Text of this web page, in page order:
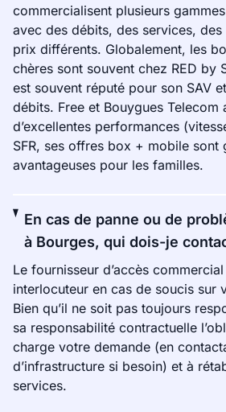
commercialisent plusieurs
avec des débits, des services,
prix différents. Globalement, les
chères sont souvent chez RED by
est souvent réputé pour son SAV
débits. Free et Bouygues Telecom
d’excellentes performances
SFR, ses offres box + mobile sont
avantageuses pour les familles.
En cas de panne ou de
à Bourges, qui dois-je
Le fournisseur d’accès
interlocuteur en cas de soucis sur
Bien qu’il ne soit pas toujours
sa responsabilité contractuelle
charge votre demande (en
d’infrastructure si besoin) et à
services.